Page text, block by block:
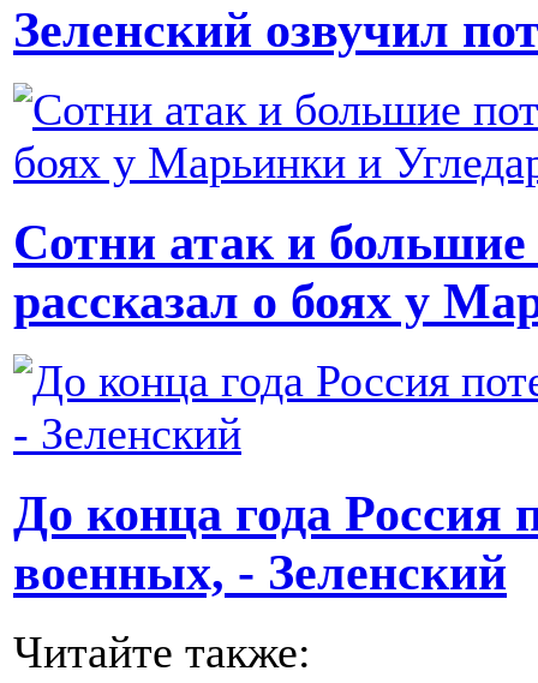
Зеленский озвучил
Сотни атак и
рассказал о боях у
До конца года Россия
военных, - Зеленский
Читайте также: